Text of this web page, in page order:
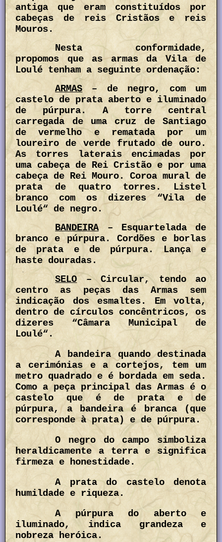
antiga que eram constituídos por
cabeças de reis Cristãos e reis
Mouros.
Nesta conformidade,
propomos que as armas da Vila de
Loulé tenham a seguinte ordenação:
ARMAS – de negro, com um
castelo de prata aberto e iluminado
de púrpura. A torre central
carregada de uma cruz de Santiago
de vermelho e rematada por um
loureiro de verde frutado de ouro.
As torres laterais encimadas por
uma cabeça de Rei Cristão e por uma
cabeça de Rei Mouro. Coroa mural de
prata de quatro torres. Listel
branco com os dizeres “Vila de
Loulé“ de negro.
BANDEIRA– Esquartelada de
branco e púrpura. Cordões e borlas
de prata e de púrpura. Lança e
haste douradas.
SELO– Circular, tendo ao
centro as peças das Armas sem
indicação dos esmaltes. Em volta,
dentro de círculos concêntricos, os
dizeres “Câmara Municipal de
Loulé“.
A bandeira quando destinada
a cerimónias e a cortejos, tem um
metro quadrado e é bordada em seda.
Como a peça principal das Armas é o
castelo que é de prata e de
púrpura, a bandeira é branca (que
corresponde à prata) e de púrpura.
O negro do campo simboliza
heraldicamente a terra e significa
firmeza e honestidade.
A prata do castelo denota
humildade e riqueza.
A púrpura do aberto e
iluminado, indica grandeza e
nobreza heróica.